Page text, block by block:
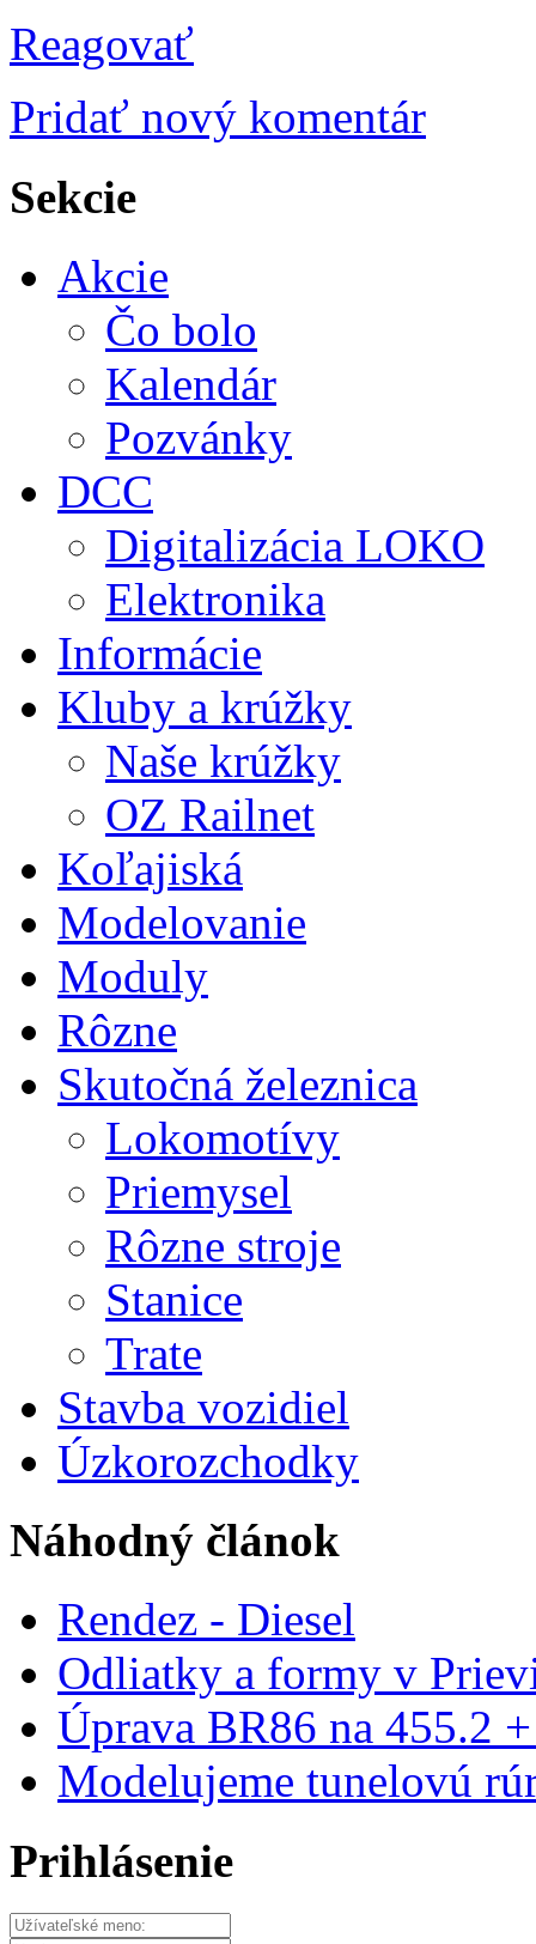
Reagovať
Pridať nový komentár
Sekcie
Akcie
Čo bolo
Kalendár
Pozvánky
DCC
Digitalizácia LOKO
Elektronika
Informácie
Kluby a krúžky
Naše krúžky
OZ Railnet
Koľajiská
Modelovanie
Moduly
Rôzne
Skutočná železnica
Lokomotívy
Priemysel
Rôzne stroje
Stanice
Trate
Stavba vozidiel
Úzkorozchodky
Náhodný článok
Rendez - Diesel
Odliatky a formy v
Úprava BR86 na 455.2
Modelujeme tunelovú
Prihlásenie